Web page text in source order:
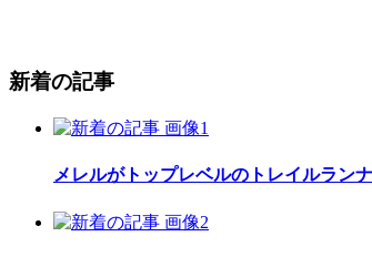
新着の記事
メレルがトップレベルのトレイルラン